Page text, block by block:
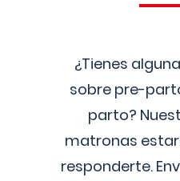
¿Tienes
sobre pre-
parto?
matronas
responderte.